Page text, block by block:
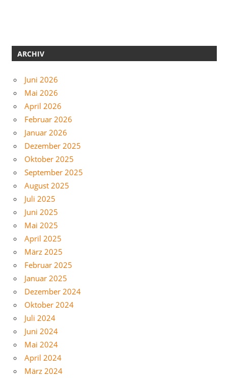
ARCHIV
Juni 2026
Mai 2026
April 2026
Februar 2026
Januar 2026
Dezember 2025
Oktober 2025
September 2025
August 2025
Juli 2025
Juni 2025
Mai 2025
April 2025
März 2025
Februar 2025
Januar 2025
Dezember 2024
Oktober 2024
Juli 2024
Juni 2024
Mai 2024
April 2024
März 2024